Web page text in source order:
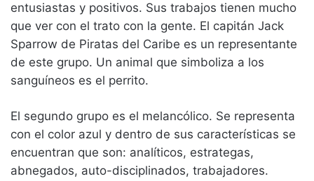
entusiastas y positivos. Sus trabajos tienen mucho
que ver con el trato con la gente. El capitán Jack
Sparrow de Piratas del Caribe es un representante
de este grupo. Un animal que simboliza a los
sanguíneos es el perrito.
El segundo grupo es el melancólico. Se representa
con el color azul y dentro de sus características se
encuentran que son: analíticos, estrategas,
abnegados, auto-disciplinados, trabajadores.